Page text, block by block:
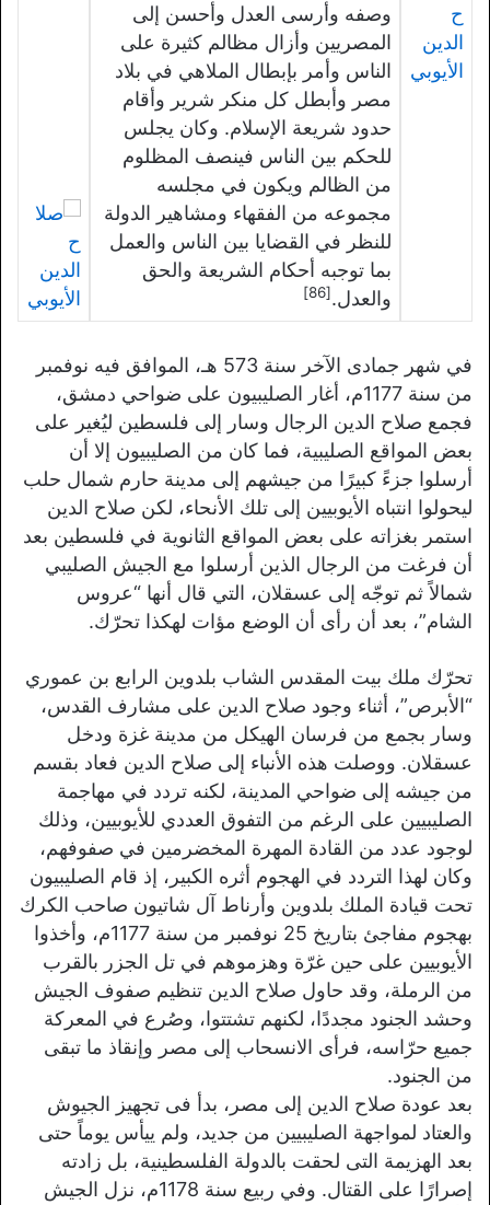
وصفه وأرسى العدل وأحسن إلى
المصريين وأزال مظالم كثيرة على
الناس وأمر بإبطال الملاهي في بلاد
مصر وأبطل كل منكر شرير وأقام
حدود شريعة الإسلام. وكان يجلس
للحكم بين الناس فينصف المظلوم
من الظالم ويكون في مجلسه
مجموعه من الفقهاء ومشاهير الدولة
للنظر في القضايا بين الناس والعمل
بما توجبه أحكام الشريعة والحق
والعدل.[86]
في شهر جمادى الآخر سنة 573 هـ، الموافق فيه نوفمبر
من سنة 1177م، أغار الصليبيون على ضواحي دمشق،
فجمع صلاح الدين الرجال وسار إلى فلسطين ليُغير على
بعض المواقع الصليبية، فما كان من الصليبيون إلا أن
أرسلوا جزءً كبيرًا من جيشهم إلى مدينة حارم شمال حلب
ليحولوا انتباه الأيوبيين إلى تلك الأنحاء، لكن صلاح الدين
استمر بغزاته على بعض المواقع الثانوية في فلسطين بعد
أن فرغت من الرجال الذين أرسلوا مع الجيش الصليبي
شمالاً ثم توجّه إلى عسقلان، التي قال أنها “عروس
الشام”، بعد أن رأى أن الوضع مؤات لهكذا تحرّك.
تحرّك ملك بيت المقدس الشاب بلدوين الرابع بن عموري
“الأبرص”، أثناء وجود صلاح الدين على مشارف القدس،
وسار بجمع من فرسان الهيكل من مدينة غزة ودخل
عسقلان. ووصلت هذه الأنباء إلى صلاح الدين فعاد بقسم
من جيشه إلى ضواحي المدينة، لكنه تردد في مهاجمة
الصليبيين على الرغم من التفوق العددي للأيوبيين، وذلك
لوجود عدد من القادة المهرة المخضرمين في صفوفهم،
وكان لهذا التردد في الهجوم أثره الكبير، إذ قام الصليبيون
تحت قيادة الملك بلدوين وأرناط آل شاتيون صاحب الكرك
بهجوم مفاجئ بتاريخ 25 نوفمبر من سنة 1177م، وأخذوا
الأيوبيين على حين غرّة وهزموهم في تل الجزر بالقرب
من الرملة، وقد حاول صلاح الدين تنظيم صفوف الجيش
وحشد الجنود مجددًا، لكنهم تشتتوا، وصُرع في المعركة
جميع حرّاسه، فرأى الانسحاب إلى مصر وإنقاذ ما تبقى
من الجنود.
بعد عودة صلاح الدين إلى مصر، بدأ فى تجهيز الجيوش
والعتاد لمواجهة الصليبيين من جديد، ولم ييأس يوماً حتى
بعد الهزيمة التى لحقت بالدولة الفلسطينية، بل زادته
إصرارًا على القتال. وفي ربيع سنة 1178م، نزل الجيش